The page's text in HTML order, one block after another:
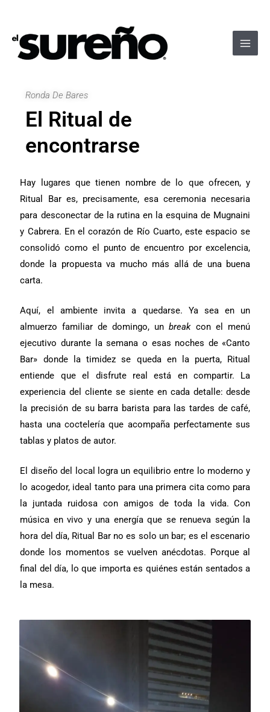
contenido
Ronda De Bares
El Ritual de
encontrarse
Hay lugares que tienen nombre de lo que ofrecen, y
Ritual Bar es, precisamente, esa ceremonia necesaria
para desconectar de la rutina en la esquina de Mugnaini
y Cabrera. En el corazón de Río Cuarto, este espacio se
consolidó como el punto de encuentro por excelencia,
donde la propuesta va mucho más allá de una buena
carta.
Aquí, el ambiente invita a quedarse. Ya sea en un
almuerzo familiar de domingo, unbreakcon el menú
ejecutivo durante la semana o esas noches de «Canto
Bar» donde la timidez se queda en la puerta, Ritual
entiende que el disfrute real está en compartir. La
experiencia del cliente se siente en cada detalle: desde
la precisión de su barra barista para las tardes de café,
hasta una coctelería que acompaña perfectamente sus
tablas y platos de autor.
El diseño del local logra un equilibrio entre lo moderno y
lo acogedor, ideal tanto para una primera cita como para
la juntada ruidosa con amigos de toda la vida. Con
música en vivo y una energía que se renueva según la
hora del día, Ritual Bar no es solo un bar; es el escenario
donde los momentos se vuelven anécdotas. Porque al
final del día, lo que importa es quiénes están sentados a
la mesa.
entradas